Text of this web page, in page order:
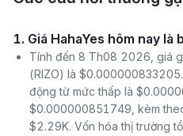
1. Giá HahaYes hôm nay
Tính đến 8 Th08 2026, giá
(RIZO) là
động từ mức thấp là
$0.000000851749, kèm
$2.29K. Vốn hóa thị trường